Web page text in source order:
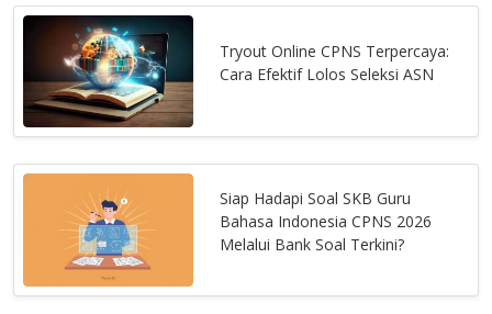
Tryout Online CPNS Terpercaya:
Cara Efektif Lolos Seleksi ASN
Siap Hadapi Soal SKB Guru
Bahasa Indonesia CPNS 2026
Melalui Bank Soal Terkini?